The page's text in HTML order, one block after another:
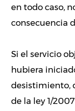
en todo caso,
consecuencia
Si el servicio
hubiera
desistimiento,
de la ley 1/